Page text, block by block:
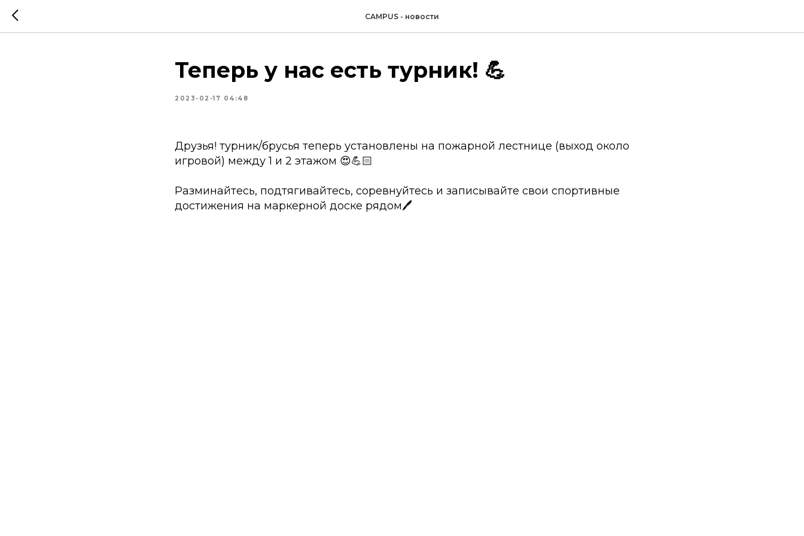
CAMPUS - новости
Теперь у нас есть турник! 💪
2023-02-17 04:48
Друзья! турник/брусья теперь установлены на пожарной лестнице (выход около
игровой) между 1 и 2 этажом 😍💪🏻
Разминайтесь, подтягивайтесь, соревнуйтесь и записывайте свои спортивные
достижения на маркерной доске рядом🖊️